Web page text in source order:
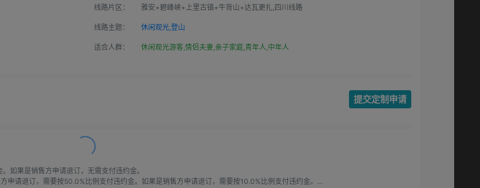
线路片区： 雅安+碧峰峡+上里古镇+牛背山+达瓦更扎,四川线路
线路主题： 休闲观光,登山
适合人群： 休闲观光游客,情侣夫妻,亲子家庭,青年人,中年人
提交定制申请
如果是销售方申请退订，无需支付违约金。
请退订，需要按50.0%比例支付违约金。如果是销售方申请退订，需要按10.0%比例支付违约金。